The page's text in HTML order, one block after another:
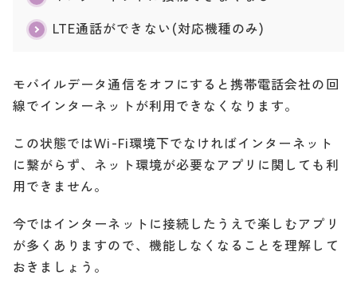
モバイルネットワーク設定で切り替える
LTE通話ができない(対応機種のみ)
モバイルデータ通信をオフにすると携帯電話会社の回
線でインターネットが利用できなくなります。
この状態ではWi-Fi環境下でなければインターネット
に繋がらず、ネット環境が必要なアプリに関しても利
用できません。
今ではインターネットに接続したうえで楽しむアプリ
が多くありますので、機能しなくなることを理解して
おきましょう。